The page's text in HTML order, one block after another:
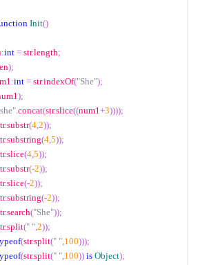
Init()
:int = str.length;
);
:int = str.indexOf("She");
);
.concat(str.slice((num1+3))));
.substr(4,2));
.substring(4,5));
.slice(4,5));
.substr(-2));
.slice(-2));
.substring(-2));
.search("She"));
.split(" ",2));
(str.split(" ",100)));
(str.split(" ",100)) is Object);